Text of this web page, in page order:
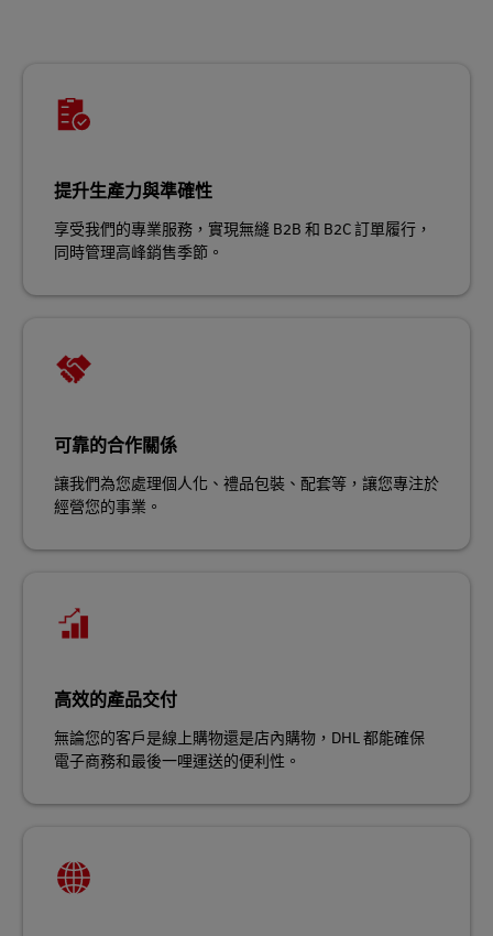
提升生產力與準確性
享受我們的專業服務，實現無縫 B2B 和 B2C 訂單履行，
同時管理高峰銷售季節。
可靠的合作關係
讓我們為您處理個人化、禮品包裝、配套等，讓您專注於
經營您的事業。
高效的產品交付
無論您的客戶是線上購物還是店內購物，DHL 都能確保
電子商務和最後一哩運送的便利性。